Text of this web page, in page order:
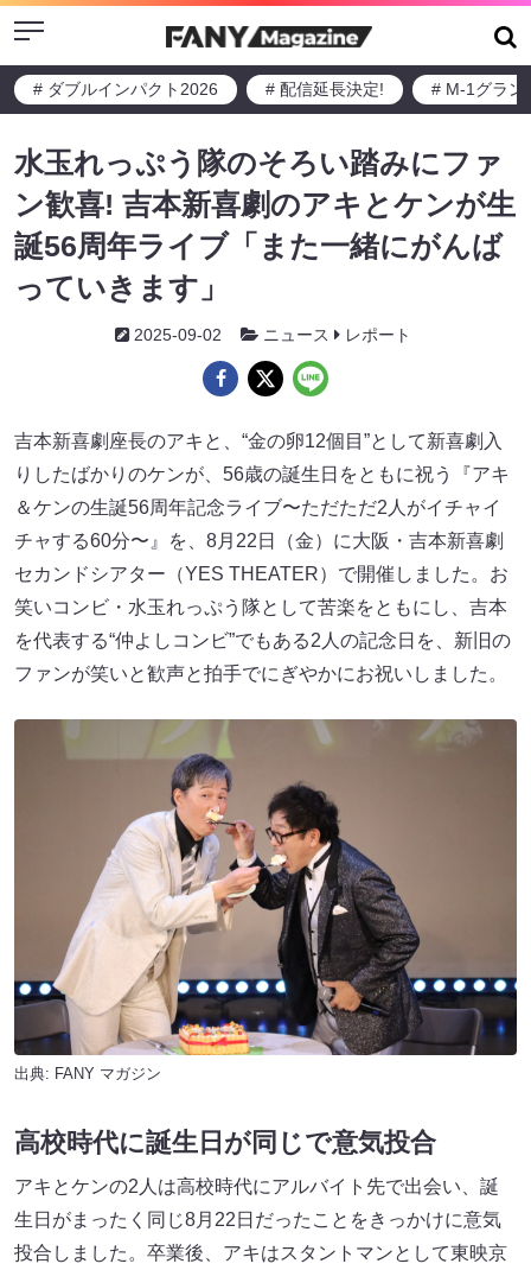
Menu
# ダブルインパクト2026 # 配信延長決定! # M-1グラン
水玉れっぷう隊のそろい踏みにファ
ン歓喜! 吉本新喜劇のアキとケンが生
誕56周年ライブ「また一緒にがんば
っていきます」
2025-09-02 ニュース レポート
吉本新喜劇座長のアキと、“金の卵12個目”として新喜劇入
りしたばかりのケンが、56歳の誕生日をともに祝う『アキ
＆ケンの生誕56周年記念ライブ〜ただただ2人がイチャイ
チャする60分〜』を、8月22日（金）に大阪・吉本新喜劇
セカンドシアター（YES THEATER）で開催しました。お
笑いコンビ・水玉れっぷう隊として苦楽をともにし、吉本
を代表する“仲よしコンビ”でもある2人の記念日を、新旧の
ファンが笑いと歓声と拍手でにぎやかにお祝いしました。
出典: FANY マガジン
高校時代に誕生日が同じで意気投合
アキとケンの2人は高校時代にアルバイト先で出会い、誕
生日がまったく同じ8月22日だったことをきっかけに意気
投合しました。卒業後、アキはスタントマンとして東映京